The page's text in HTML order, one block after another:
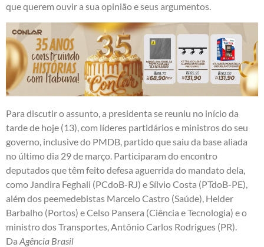
que querem ouvir a sua opinião e seus argumentos.
Para discutir o assunto, a presidenta se reuniu no início da
tarde de hoje (13), com líderes partidários e ministros do seu
governo, inclusive do PMDB, partido que saiu da base aliada
no último dia 29 de março. Participaram do encontro
deputados que têm feito defesa aguerrida do mandato dela,
como Jandira Feghali (PCdoB-RJ) e Sílvio Costa (PTdoB-PE),
além dos peemedebistas Marcelo Castro (Saúde), Helder
Barbalho (Portos) e Celso Pansera (Ciência e Tecnologia) e o
ministro dos Transportes, Antônio Carlos Rodrigues (PR).
Da Agência Brasil